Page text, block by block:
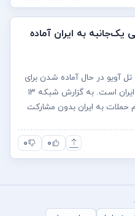
یک‌جانبه به ایران آماده
آویو در حال آماده شدن برای
احتمال انجام حملات یک‌جانبه علیه ایران است. به گزارش شبکه ۱۳
حملات به ایران بدون مشارکت
۰ ۰